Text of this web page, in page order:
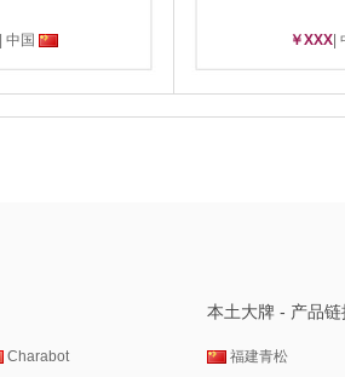
| 中国 ￥XXX
Charabot
本土大牌 - 产品链
福建青松